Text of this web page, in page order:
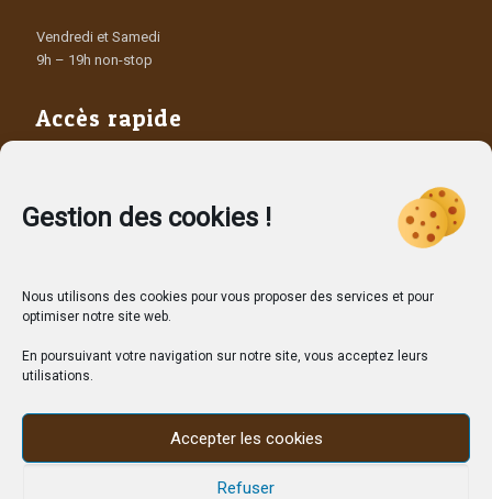
Gestion des cookies !
Nous utilisons des cookies pour vous proposer des services et pour
optimiser notre site web.
En poursuivant votre navigation sur notre site, vous acceptez leurs
utilisations.
Accepter les cookies
Refuser
Vendredi et Samedi
9h – 19h non-stop
Accès rapide
Contact